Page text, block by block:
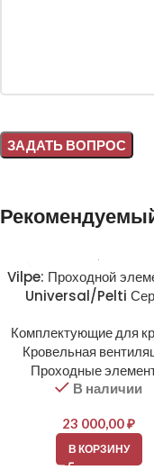
Vilpe: Проходной
Universal/Pelti
Комплектующие для
Кровельная
Проходные
В наличии
23 000,00₽
В КОРЗИНУ